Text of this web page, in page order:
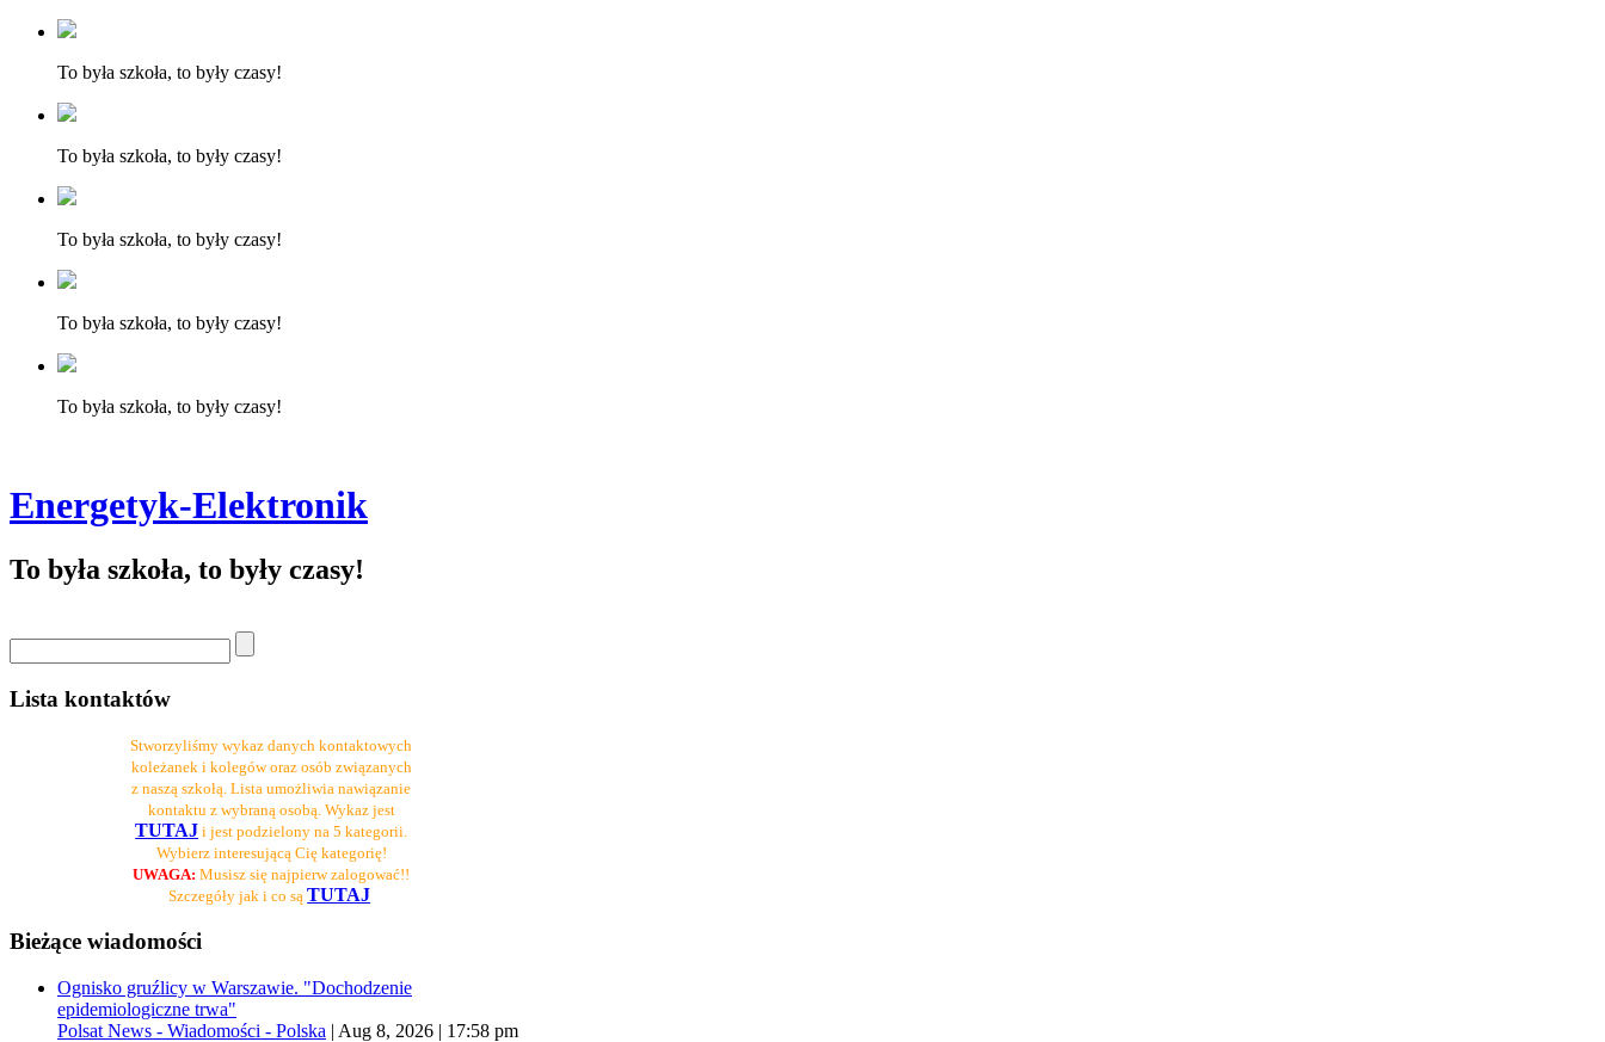
To była szkoła, to były czasy!
To była szkoła, to były czasy!
To była szkoła, to były czasy!
To była szkoła, to były czasy!
To była szkoła, to były czasy!
Energetyk-Elektronik
To była szkoła, to były czasy!
Lista kontaktów
Stworzyliśmy wykaz danych kontaktowych
koleżanek i kolegów oraz osób związanych
z naszą szkołą. Lista umożliwia nawiązanie
kontaktu z wybraną osobą. Wykaz jest
TUTAJ i jest podzielony na 5 kategorii.
Wybierz interesującą Cię kategorię!
UWAGA: Musisz się najpierw zalogować!!
Szczegóły jak i co sąTUTAJ
Bieżące wiadomości
Ognisko gruźlicy w Warszawie. "Dochodzenie
epidemiologiczne trwa"
Polsat News - Wiadomości - Polska | Aug 8, 2026 | 17:58 pm